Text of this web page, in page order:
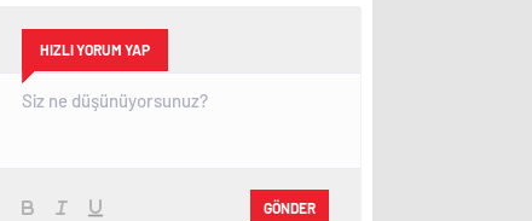
HIZLI YORUM YAP
GÖNDER